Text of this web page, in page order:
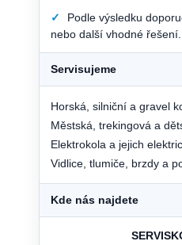
✓
Podle výsledku
nebo další vhodné řešení.
Servisujeme
Horská, silniční a gravel
Městská, trekingová a
Elektrokola a jejich
Vidlice, tlumiče, brzdy a
Kde nás najdete